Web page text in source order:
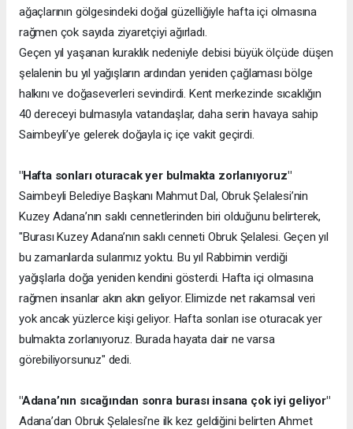
ağaçlarının gölgesindeki doğal güzelliğiyle hafta içi olmasına
rağmen çok sayıda ziyaretçiyi ağırladı.
Geçen yıl yaşanan kuraklık nedeniyle debisi büyük ölçüde düşen
şelalenin bu yıl yağışların ardından yeniden çağlaması bölge
halkını ve doğaseverleri sevindirdi. Kent merkezinde sıcaklığın
40 dereceyi bulmasıyla vatandaşlar, daha serin havaya sahip
Saimbeyli’ye gelerek doğayla iç içe vakit geçirdi.
"Hafta sonları oturacak yer bulmakta zorlanıyoruz"
Saimbeyli Belediye Başkanı Mahmut Dal, Obruk Şelalesi’nin
Kuzey Adana’nın saklı cennetlerinden biri olduğunu belirterek,
"Burası Kuzey Adana’nın saklı cenneti Obruk Şelalesi. Geçen yıl
bu zamanlarda sularımız yoktu. Bu yıl Rabbimin verdiği
yağışlarla doğa yeniden kendini gösterdi. Hafta içi olmasına
rağmen insanlar akın akın geliyor. Elimizde net rakamsal veri
yok ancak yüzlerce kişi geliyor. Hafta sonları ise oturacak yer
bulmakta zorlanıyoruz. Burada hayata dair ne varsa
görebiliyorsunuz" dedi.
"Adana’nın sıcağından sonra burası insana çok iyi geliyor"
Adana’dan Obruk Şelalesi’ne ilk kez geldiğini belirten Ahmet